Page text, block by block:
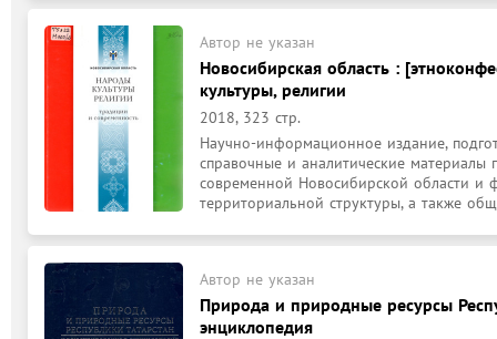
Автор не указан
Новосибирская область :
культуры, религии
2018, 323 стр.
Научно-информационное издание,
справочные и аналитические
современной Новосибирской области
территориальной структуры, а также
Автор не указан
Природа и природные ресурсы
энциклопедия